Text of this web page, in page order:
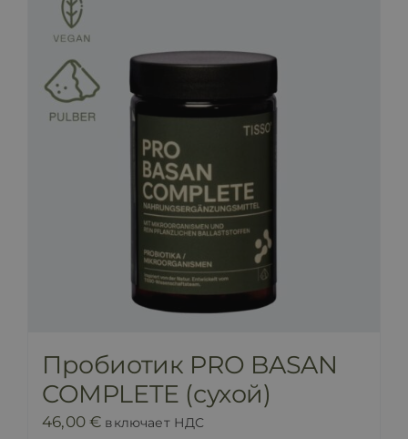
Пробиотик PRO BASAN
COMPLETE (сухой)
46,00€ включает НДС